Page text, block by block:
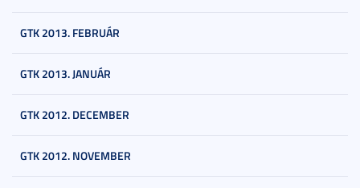
GTK 2013. FEBRUÁR
GTK 2013. JANUÁR
GTK 2012. DECEMBER
GTK 2012. NOVEMBER